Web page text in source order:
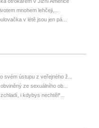
mnohem lehčeji,...
v létě jsou jen pá...
svém ústupu z veřejného ž...
ze sexuálního ob...
i kdybys nechtěl*...